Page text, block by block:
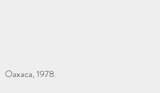
Oaxaca, 1978.